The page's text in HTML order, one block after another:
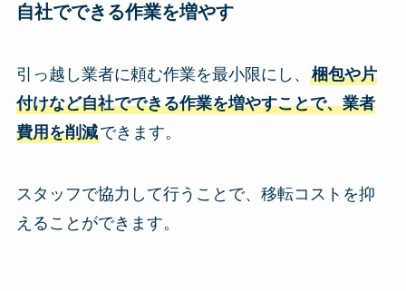
自社でできる作業を増やす
引っ越し業者に頼む作業を最小限にし、 梱包や片
付けなど自社でできる作業を増やすことで、業者
費用を削減できます。
スタッフで協力して行うことで、移転コストを抑
えることができます。